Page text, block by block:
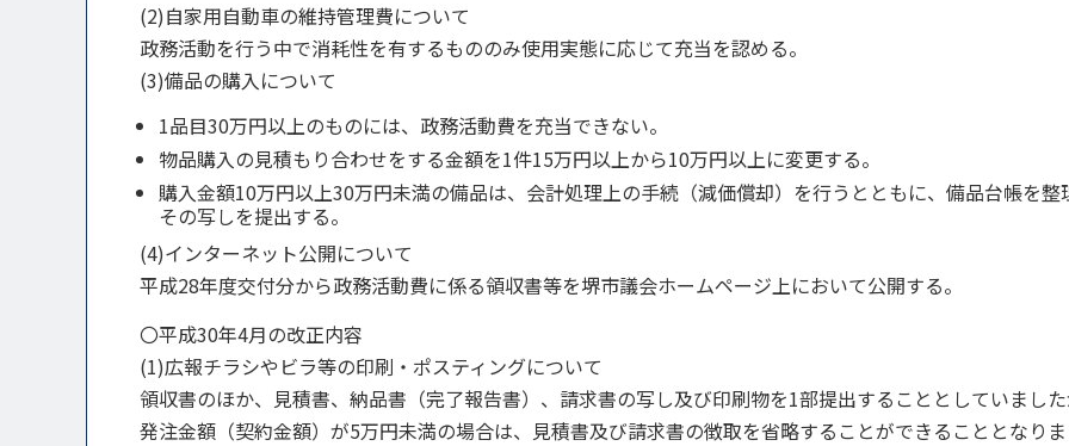
(2)自家用自動車の維持管理費について
政務活動を行う中で消耗性を有するもののみ使用実態に応じて充当を認める。
(3)備品の購入について
1品目30万円以上のものには、政務活動費を充当できない。
物品購入の見積もり合わせをする金額を1件15万円以上から10万円以上に変更する。
購入金額10万円以上30万円未満の備品は、会計処理上の手続（減価償却）を行うとともに、備品台帳を整
その写しを提出する。
(4)インターネット公開について
平成28年度交付分から政務活動費に係る領収書等を堺市議会ホームページ上において公開する。
〇平成30年4月の改正内容
(1)広報チラシやビラ等の印刷・ポスティングについて
領収書のほか、見積書、納品書（完了報告書）、請求書の写し及び印刷物を1部提出することとしていまし
発注金額（契約金額）が5万円未満の場合は、見積書及び請求書の徴取を省略することができることとなり